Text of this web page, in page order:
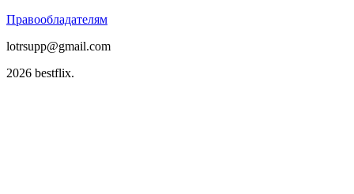
Правообладателям
lotrsupp@gmail.com
2026 bestflix.